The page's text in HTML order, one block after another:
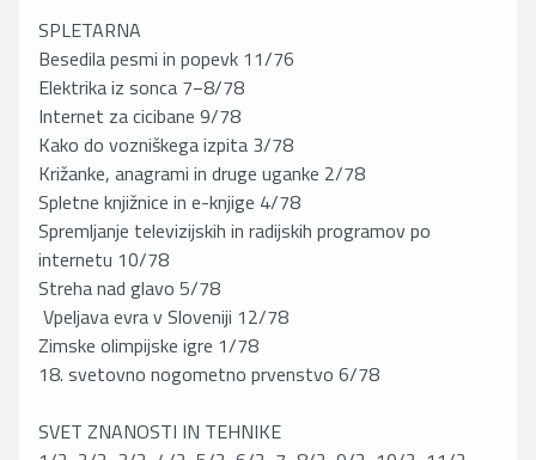
SPLETARNA
Besedila pesmi in popevk 11/76
Elektrika iz sonca 7−8/78
Internet za cicibane 9/78
Kako do vozniškega izpita 3/78
Križanke, anagrami in druge uganke 2/78
Spletne knjižnice in e-knjige 4/78
Spremljanje televizijskih in radijskih programov po
internetu 10/78
Streha nad glavo 5/78
Vpeljava evra v Sloveniji 12/78
Zimske olimpijske igre 1/78
18. svetovno nogometno prvenstvo 6/78
SVET ZNANOSTI IN TEHNIKE